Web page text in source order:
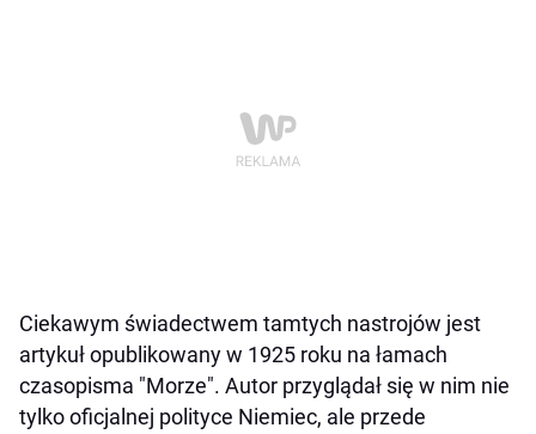
Ciekawym świadectwem tamtych nastrojów jest
artykuł opublikowany w 1925 roku na łamach
czasopisma "Morze". Autor przyglądał się w nim nie
tylko oficjalnej polityce Niemiec, ale przede